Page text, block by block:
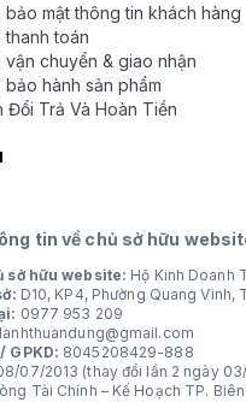
bảo mật thông tin khách hàng
thanh toán
vận chuyển & giao nhận
bảo hành sản phẩm
Đổi Trả Và Hoàn Tiền
tin về chủ sở hữu
sở hữu website: Hộ Kinh Doanh
D10, KP4, Phường Quang Vinh,
0977 953 209
GPKD: 8045208429-888
07/2013 (thay đổi lần 2 ngày
Tài Chính – Kế Hoạch TP.